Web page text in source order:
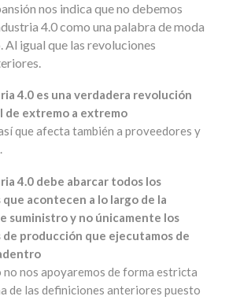
nos indica que no debemos
4.0 como una palabra de moda
Al igual que las revoluciones
4.0 es una verdadera revolución
de extremo a extremo
que afecta también a proveedores y
4.0 debe abarcar todos los
que acontecen a lo largo de la
suministro y no únicamente los
de producción que ejecutamos de
nos apoyaremos de forma estricta
de las definiciones anteriores puesto